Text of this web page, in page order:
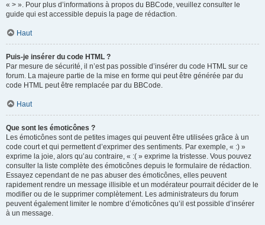
« > ». Pour plus d’informations à propos du BBCode, veuillez consulter le
guide qui est accessible depuis la page de rédaction.
Haut
Puis-je insérer du code HTML ?
Par mesure de sécurité, il n’est pas possible d’insérer du code HTML sur ce
forum. La majeure partie de la mise en forme qui peut être générée par du
code HTML peut être remplacée par du BBCode.
Haut
Que sont les émoticônes ?
Les émoticônes sont de petites images qui peuvent être utilisées grâce à un
code court et qui permettent d’exprimer des sentiments. Par exemple, « :) »
exprime la joie, alors qu’au contraire, « :( » exprime la tristesse. Vous pouvez
consulter la liste complète des émoticônes depuis le formulaire de rédaction.
Essayez cependant de ne pas abuser des émoticônes, elles peuvent
rapidement rendre un message illisible et un modérateur pourrait décider de le
modifier ou de le supprimer complètement. Les administrateurs du forum
peuvent également limiter le nombre d’émoticônes qu’il est possible d’insérer
à un message.